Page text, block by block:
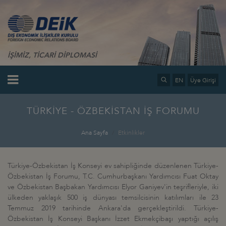
İŞİMİZ, TİCARİ DİPLOMASİ
EN Üye Girişi
TÜRKİYE - ÖZBEKİSTAN İŞ FORUMU
Ana Sayfa Etkinlikler
Türkiye-Özbekistan İş Konseyi ev sahipliğinde düzenlenen Türkiye-
Özbekistan İş Forumu, T.C. Cumhurbaşkanı Yardımcısı Fuat Oktay
ve Özbekistan Başbakan Yardımcısı Elyor Ganiyev'in teşrifleriyle, iki
ülkeden yaklaşık 500 iş dünyası temsilcisinin katılımları ile 23
Temmuz 2019 tarihinde Ankara'da gerçekleştirildi. Türkiye-
Özbekistan İş Konseyi Başkanı İzzet Ekmekçibaşı yaptığı açılış